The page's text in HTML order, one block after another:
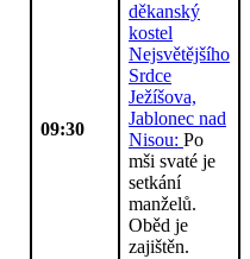
09:30
děkanský
kostel
Nejsvětějšího
Srdce
Ježíšova,
Jablonec nad
Nisou: Po
mši svaté je
setkání
manželů.
Oběd je
zajištěn.